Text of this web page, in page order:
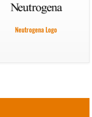
Neutrogena Logo